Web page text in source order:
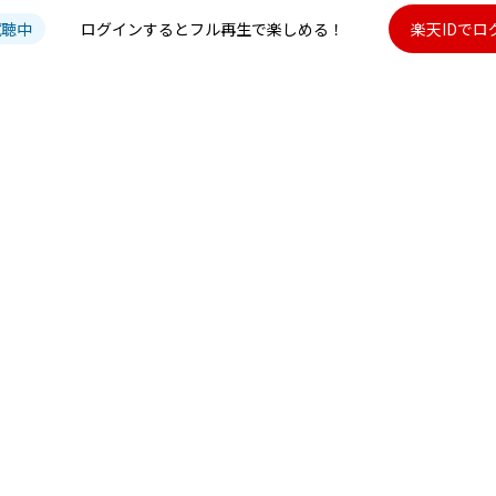
中 ログインするとフル再生で楽しめる！ 楽天IDでロ